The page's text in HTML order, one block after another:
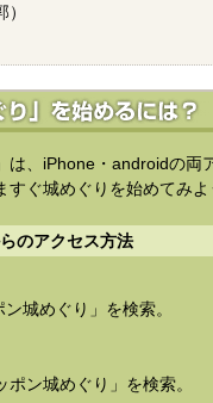
は、iPhone・androidの両
ぐ城めぐりを始めてみよ
のアクセス方法
城めぐり」を検索。
ン城めぐり」を検索。